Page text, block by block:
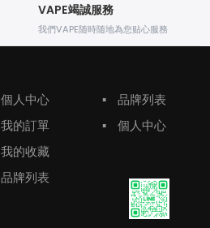
VAPE竭誠服務
我們VAPE随時随地為您贴心服務
個人中心
我的訂單
我的收藏
品牌列表
▪
品牌列表
▪
個人中心